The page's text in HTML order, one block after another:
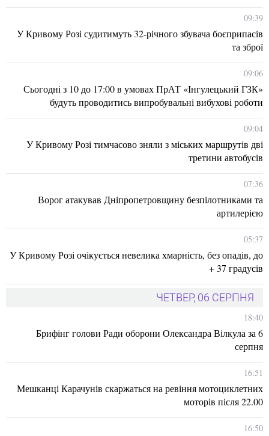
09:39
У Кривому Розі судитимуть 32-річного збувача боєприпасів
та зброї
09:06
Сьогодні з 10 до 17:00 в умовах ПрАТ «Інгулецький ГЗК»
будуть проводитись випробувальні вибухові роботи
09:04
У Кривому Розі тимчасово зняли з міських маршрутів дві
третини автобусів
07:36
Ворог атакував Дніпропетровщину безпілотниками та
артилерією
05:37
У Кривому Розі очікується невелика хмарність, без опадів, до
+ 37 градусів
ЧЕТВЕР, 06 СЕРПНЯ
18:40
Брифінг голови Ради оборони Олександра Вілкула за 6
серпня
16:51
Мешканці Карачунів скаржаться на ревіння мотоциклетних
моторів після 22.00
16:50